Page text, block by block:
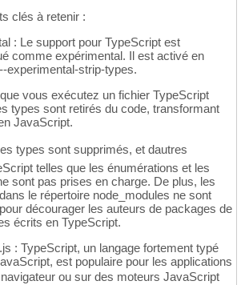
clés à retenir :
: Le support pour TypeScript est
comme expérimental. Il est activé en
experimental-strip-types.
vous exécutez un fichier TypeScript
types sont retirés du code, transformant
JavaScript.
types sont supprimés, et dautres
telles que les énumérations et les
sont pas prises en charge. De plus, les
le répertoire node_modules ne sont
décourager les auteurs de packages de
écrits en TypeScript.
: TypeScript, un langage fortement typé
est populaire pour les applications
navigateur ou sur des moteurs JavaScript